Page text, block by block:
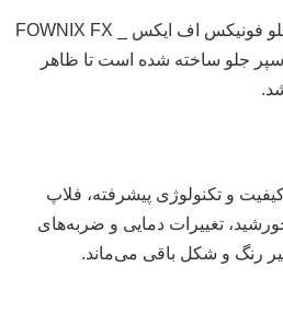
فلاپ (دیاق پلاستیکی) سپر جلو فونیکس اف ایکس _ FOWNIX FX
جلو ساخته شده است تا ظاهر
کیفیت و تکنولوژی پیشرفته، فلاپ
تغییرات دمایی و ضربه‌های
رنگ و شکل باقی می‌ماند.